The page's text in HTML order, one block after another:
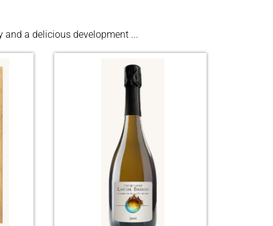
a delicious development ...